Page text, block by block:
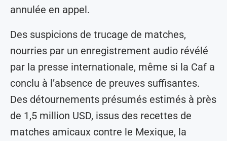
annulée en appel.
Des suspicions de trucage de matches,
nourries par un enregistrement audio révélé
par la presse internationale, même si la Caf a
conclu à l’absence de preuves suffisantes.
Des détournements présumés estimés à près
de 1,5 million USD, issus des recettes de
matches amicaux contre le Mexique, la